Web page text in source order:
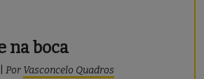
na boca
Por Vasconcelo Quadros